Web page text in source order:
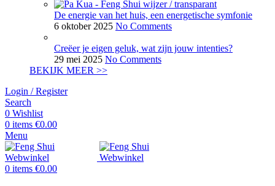
De energie van het huis, een energetische symfonie
6 oktober 2025 No Comments
Creëer je eigen geluk, wat zijn jouw intenties?
29 mei 2025 No Comments
BEKIJK MEER >>
Login / Register
Search
0 Wishlist
0 items €0.00
Menu
0 items €0.00